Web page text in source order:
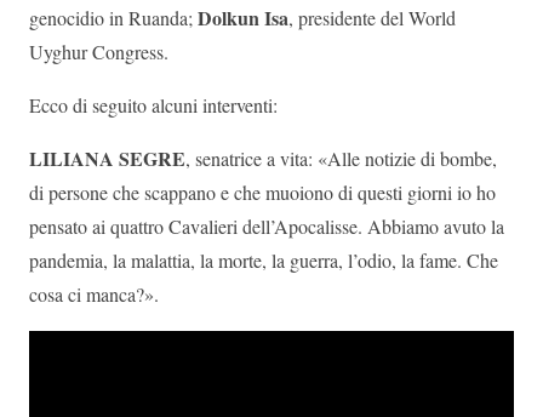
genocidio in Ruanda;Dolkun Isa, presidente del World
Uyghur Congress.
Ecco di seguito alcuni interventi:
LILIANA SEGRE, senatrice a vita: «Alle notizie di bombe,
di persone che scappano e che muoiono di questi giorni io ho
pensato ai quattro Cavalieri dell’Apocalisse. Abbiamo avuto la
pandemia, la malattia, la morte, la guerra, l’odio, la fame. Che
cosa ci manca?».